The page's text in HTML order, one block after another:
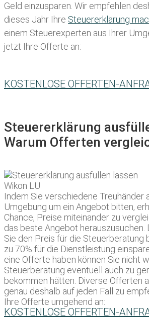
Geld einzusparen. Wir empfehlen
dieses Jahr Ihre Steuererklärung
einem Steuerexperten aus Ihrer
jetzt Ihre Offerte an:
KOSTENLOSE OFFERTEN-
Steuererklärung
Warum Offerten
Indem Sie verschiedene Treuhänder
Umgebung um ein Angebot bitten,
Chance, Preise miteinander zu
das beste Angebot herauszusuchen.
Sie den Preis für die Steuerberatung
zu 70% für die Dienstleistung
eine Offerte haben können Sie nicht
Steuerberatung eventuell auch zu
bekommen hätten. Diverse Offerten
genau deshalb auf jeden Fall zu
Ihre Offerte umgehend an:
KOSTENLOSE OFFERTEN-